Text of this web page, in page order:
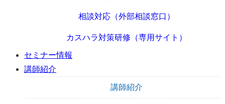
相談対応（外部相談窓口）
カスハラ対策研修（専用サイト）
セミナー情報
講師紹介
講師紹介